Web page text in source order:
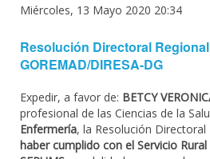
Miércoles, 13 Mayo 2020 20:34
Resolución Directoral Regional
GOREMAD/DIRESA-DG
Expedir, a favor de: BETCY
profesional de las Ciencias de la
Enfermería, la Resolución Directoral
haber cumplido con el Servicio